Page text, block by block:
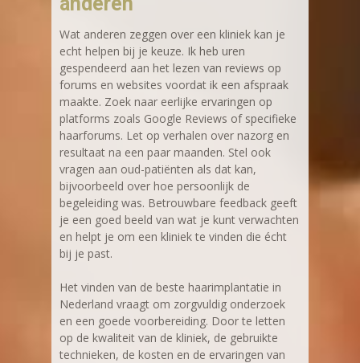
Wat anderen zeggen over een kliniek kan je
echt helpen bij je keuze. Ik heb uren
gespendeerd aan het lezen van reviews op
forums en websites voordat ik een afspraak
maakte. Zoek naar eerlijke ervaringen op
platforms zoals Google Reviews of specifieke
haarforums. Let op verhalen over nazorg en
resultaat na een paar maanden. Stel ook
vragen aan oud-patiënten als dat kan,
bijvoorbeeld over hoe persoonlijk de
begeleiding was. Betrouwbare feedback geeft
je een goed beeld van wat je kunt verwachten
en helpt je om een kliniek te vinden die écht
bij je past.
Het vinden van de beste haarimplantatie in
Nederland vraagt om zorgvuldig onderzoek
en een goede voorbereiding. Door te letten
op de kwaliteit van de kliniek, de gebruikte
technieken, de kosten en de ervaringen van